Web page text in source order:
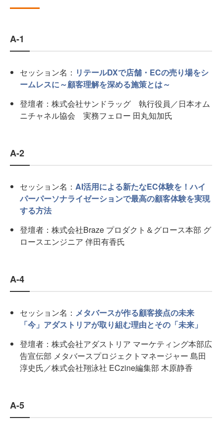
A-1
セッション名： リテールDXで店舗・ECの売り場をシ
ームレスに～顧客理解を深める施策とは～
登壇者：株式会社サンドラッグ 執行役員／日本オム
ニチャネル協会 実務フェロー 田丸知加氏
A-2
セッション名： AI活用による新たなEC体験を！ハイ
パーパーソナライゼーションで最高の顧客体験を実現
する方法
登壇者：株式会社Braze プロダクト＆グロース本部 グ
ロースエンジニア 伴田有香氏
A-4
セッション名： メタバースが作る顧客接点の未来
「今」アダストリアが取り組む理由とその「未来」
登壇者：株式会社アダストリア マーケティング本部広
告宣伝部 メタバースプロジェクトマネージャー 島田
淳史氏／株式会社翔泳社 ECzine編集部 木原静香
A-5